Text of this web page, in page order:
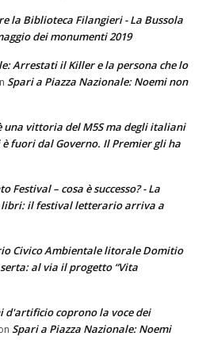
la Biblioteca Filangieri - La Bussola
dei monumenti 2019
Arrestati il Killer e la persona che lo
Spari a Piazza Nazionale: Noemi non
una vittoria del M5S ma degli italiani
fuori dal Governo. Il Premier gli ha
Festival – cosa è successo? - La
libri: il festival letterario arriva a
Civico Ambientale litorale Domitio
al via il progetto “Vita
d'artificio coprono la voce dei
Spari a Piazza Nazionale: Noemi